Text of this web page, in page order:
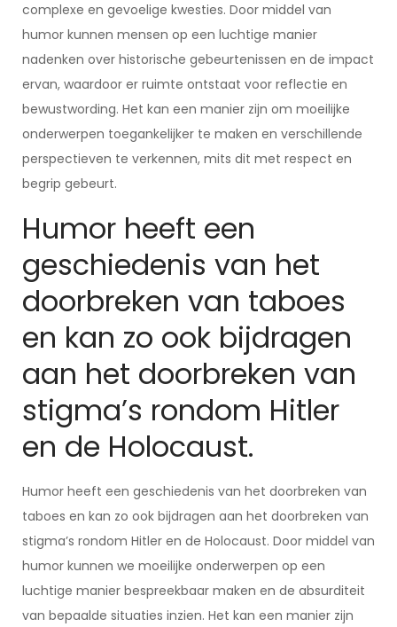
complexe en gevoelige kwesties. Door middel van
humor kunnen mensen op een luchtige manier
nadenken over historische gebeurtenissen en de impact
ervan, waardoor er ruimte ontstaat voor reflectie en
bewustwording. Het kan een manier zijn om moeilijke
onderwerpen toegankelijker te maken en verschillende
perspectieven te verkennen, mits dit met respect en
begrip gebeurt.
Humor heeft een
geschiedenis van het
doorbreken van taboes
en kan zo ook bijdragen
aan het doorbreken van
stigma’s rondom Hitler
en de Holocaust.
Humor heeft een geschiedenis van het doorbreken van
taboes en kan zo ook bijdragen aan het doorbreken van
stigma’s rondom Hitler en de Holocaust. Door middel van
humor kunnen we moeilijke onderwerpen op een
luchtige manier bespreekbaar maken en de absurditeit
van bepaalde situaties inzien. Het kan een manier zijn